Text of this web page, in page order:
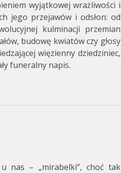
wyjątkowej wrażliwości i
jego przejawów i odsłon: od
kulminacji przemian
budowę kwiatów czy głosy
więzienny dziedziniec,
funeralny napis.
nas – „mirabelki”, choć tak